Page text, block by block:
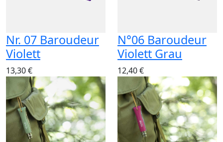
Nr. 07 Baroudeur
Violett
13,30 €
N°06 Baroudeur
Violett Grau
12,40 €